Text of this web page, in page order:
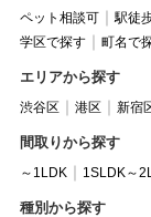
ペット相談可 駅徒
学区で探す
町名で
エリアから探す
渋谷区 港区 新宿
間取りから探す
～1LDK 1SLDK～
種別から探す